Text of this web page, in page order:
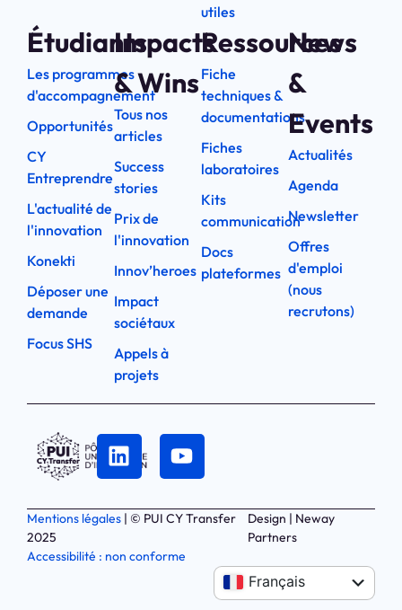
utiles
Étudiants
Les programmes
d'accompagnement
Opportunités
CY
Entreprendre
L'actualité de
l'innovation
Konekti
Déposer une
demande
Focus SHS
Impacts
& Wins
Tous nos
articles
Success
stories
Prix de
l'innovation
Innov’heroes
Impact
sociétaux
Appels à
projets
Ressources
Fiche
techniques &
documentations
Fiches
laboratoires
Kits
communication
Docs
plateformes
News
&
Events
Actualités
Agenda
Newsletter
Offres
d'emploi
(nous
recrutons)
Mentions légales | © PUI CY Transfer
2025
Accessibilité : non conforme
Design | Neway
Partners
Anglais
Français